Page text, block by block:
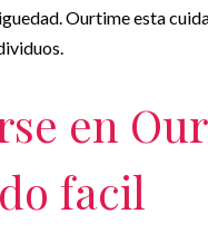
Ourtime esta
en
facil